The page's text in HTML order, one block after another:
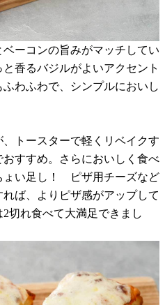
ーコンの旨みがマッチしてい
香るバジルがよいアクセント
わふわで、シンプルにおいし
トースターで軽くリベイクす
すすめ。さらにおいしく食べ
ょい足し！ ピザ用チーズなど
ば、よりピザ感がアップして
切れ食べて大満足できまし